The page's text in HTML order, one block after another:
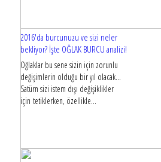
2016'da burcunuzu ve sizi neler
bekliyor? İşte OĞLAK BURCU analizi!
Oğlaklar bu sene sizin için zorunlu
değişimlerin olduğu bir yıl olacak...
Satürn sizi istem dışı değişiklikler
için tetiklerken, özellikle...